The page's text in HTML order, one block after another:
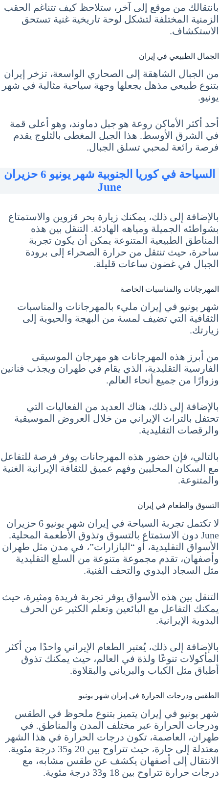
بانتقالك من موقع إلى آخر، ستلاحظ كيف تتناغم الحقب
الزمنية المختلفة لتشكل لوحة تاريخية غنية تستحق
الاستكشاف.
الجمال الطبيعي في إيران
من الجبال الشاهقة إلى الصحاري الواسعة، تزخر إيران
بتنوع طبيعي مذهل يجعلها وجهة سياحية مثالية في شهر
يونيو.
أحد أكثر الأماكن روعة هو جبل دماوند، وهو أعلى قمة
في الشرق الأوسط. هذا الجبل المغطى بالثلوج يقدم
فرصة رائعة لمحبي تسلق الجبال.
السياحة في كوريا الجنوبية شهر يونيو 6 حزيران
June
بالإضافة إلى ذلك، يمكنك زيارة بحر قزوين والاستمتاع
بشواطئه الجميلة ومياهه الهادئة. التنقل بين هذه
المناطق الطبيعية المتنوعة يمكن أن يكون تجربة
ساحرة، حيث تنتقل من حرارة الصحراء إلى برودة
الجبال في غضون ساعات قليلة.
المهرجانات والمناسبات الخاصة
شهر يونيو في إيران مليء بالمهرجانات والمناسبات
الثقافية التي تضيف لمسة من البهجة والحيوية إلى
زيارتك.
من أبرز هذه المهرجانات هو مهرجان الموسيقى
الفارسية التقليدية، الذي يقام في طهران ويجذب فنانين
وزوارًا من جميع أنحاء العالم.
بالإضافة إلى ذلك، هناك العديد من الفعاليات التي
تحتفل بالتراث الإيراني من خلال العروض الموسيقية
والرقصات التقليدية.
بالتالي، فإن حضور هذه المهرجانات يوفر فرصة للتفاعل
مع السكان المحليين وفهم عميق للثقافة الإيرانية الغنية
والمتنوعة.
التسوق والطعام في إيران
لا تكتمل تجربة السياحة في إيران شهر يونيو 6 حزيران
June دون الاستمتاع بالتسوق وتذوق الأطعمة المحلية.
الأسواق التقليدية، أو “البازارات”، في مدن مثل طهران
وأصفهان، تقدم مجموعة متنوعة من السلع التقليدية
مثل السجاد اليدوي والتحف الفنية.
التنقل بين هذه الأسواق يوفر تجربة فريدة ومثيرة، حيث
يمكنك التفاعل مع البائعين وتعلم الكثير عن الحرف
اليدوية الإيرانية.
بالإضافة إلى ذلك، يُعتبر الطعام الإيراني واحدًا من أكثر
المأكولات تنوعًا ولذة في العالم، حيث يمكنك تذوق
أطباق مثل الكباب والبرياني والبقلاوة.
الطقس ودرجات الحرارة في إيران شهر يونيو
شهر يونيو في إيران يتميز بتنوع ملحوظ في الطقس
ودرجات الحرارة عبر مختلف المدن والمناطق. في
طهران، العاصمة، تكون درجات الحرارة في هذا الشهر
معتدلة إلى حارة، حيث تتراوح بين 20 و35 درجة مئوية.
الانتقال إلى أصفهان يكشف عن طقس مشابه، مع
درجات حرارة تتراوح بين 18 و33 درجة مئوية.